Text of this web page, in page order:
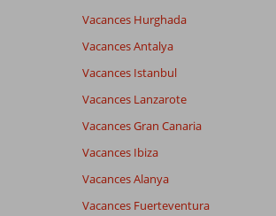
Vacances Hurghada
Vacances Antalya
Vacances Istanbul
Vacances Lanzarote
Vacances Gran Canaria
Vacances Ibiza
Vacances Alanya
Vacances Fuerteventura